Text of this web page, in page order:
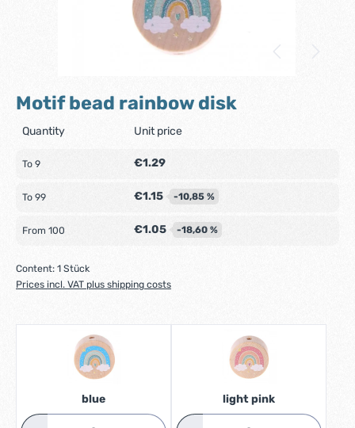
Motif bead rainbow disk
Quantity Unit price
To 9 €1.29
To 99 €1.15 -10,85 %
From 100 €1.05 -18,60 %
Content: 1 Stück
Prices incl. VAT plus shipping costs
blue light pink